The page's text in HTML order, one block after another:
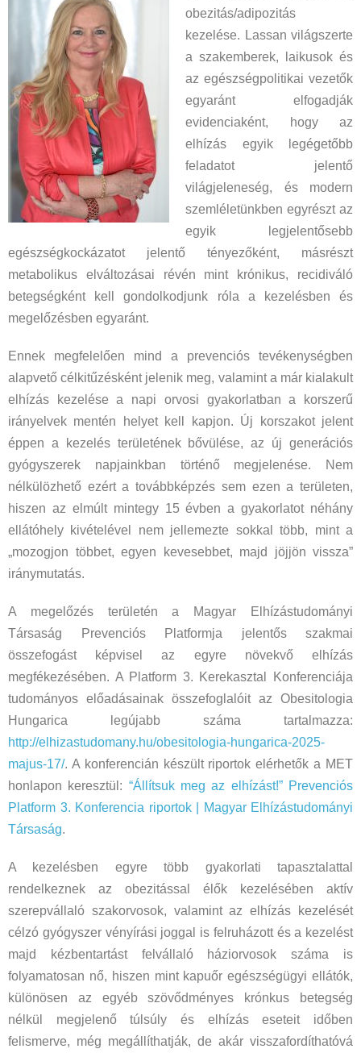
obezitás/adipozitás
kezelése. Lassan világszerte
a szakemberek, laikusok és
az egészségpolitikai vezetők
egyaránt elfogadják
evidenciaként, hogy az
elhízás egyik legégetőbb
feladatot jelentő
világjeleneség, és modern
szemléletünkben egyrészt az
egyik legjelentősebb
egészségkockázatot jelentő tényezőként, másrészt
metabolikus elváltozásai révén mint krónikus, recidiváló
betegségként kell gondolkodjunk róla a kezelésben és
megelőzésben egyaránt.
Ennek megfelelően mind a prevenciós tevékenységben
alapvető célkitűzésként jelenik meg, valamint a már kialakult
elhízás kezelése a napi orvosi gyakorlatban a korszerű
irányelvek mentén helyet kell kapjon. Új korszakot jelent
éppen a kezelés területének bővülése, az új generációs
gyógyszerek napjainkban történő megjelenése. Nem
nélkülözhető ezért a továbbképzés sem ezen a területen,
hiszen az elmúlt mintegy 15 évben a gyakorlatot néhány
ellátóhely kivételével nem jellemezte sokkal több, mint a
„mozogjon többet, egyen kevesebbet, majd jöjjön vissza”
iránymutatás.
A megelőzés területén a Magyar Elhízástudományi
Társaság Prevenciós Platformja jelentős szakmai
összefogást képvisel az egyre növekvő elhízás
megfékezésében. A Platform 3. Kerekasztal Konferenciája
tudományos előadásainak összefoglalóit az Obesitologia
Hungarica legújabb száma tartalmazza:
http://elhizastudomany.hu/obesitologia-hungarica-2025-
majus-17/. A konferencián készült riportok elérhetők a MET
honlapon keresztül: “Állítsuk meg az elhízást!” Prevenciós
Platform 3. Konferencia riportok | Magyar Elhízástudományi
Társaság.
A kezelésben egyre több gyakorlati tapasztalattal
rendelkeznek az obezitással élők kezelésében aktív
szerepvállaló szakorvosok, valamint az elhízás kezelését
célzó gyógyszer vényírási joggal is felruházott és a kezelést
majd kézbentartást felvállaló háziorvosok száma is
folyamatosan nő, hiszen mint kapuőr egészségügyi ellátók,
különösen az egyéb szövődményes krónkus betegség
nélkül megjelenő túlsúly és elhízás eseteit időben
felismerve, még megállíthatják, de akár visszafordíthatóvá